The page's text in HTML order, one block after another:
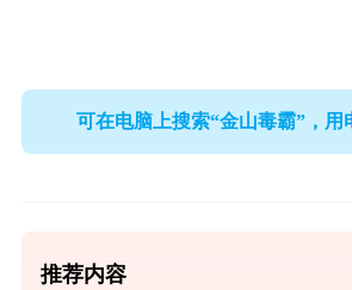
可在电脑上搜索“金山毒霸”，用
推荐内容